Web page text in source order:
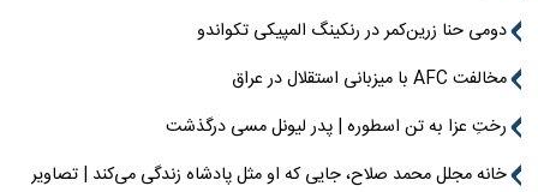
دومی حنا زرین‌کمر در رنکینگ المپیکی تکواندو
مخالفت AFC با میزبانی استقلال در عراق
رختِ عزا به تن اسطوره | پدر لیونل مسی درگذشت
خانه مجلل محمد صلاح، جایی که او مثل پادشاه زندگی می‌کند | تصاویر